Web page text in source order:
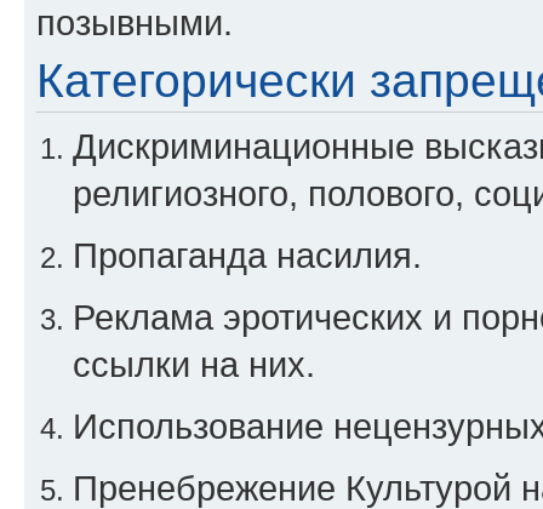
позывными.
Категорически
Дискриминационные
религиозного, полового,
Пропаганда насилия.
Реклама эротических и
ссылки на них.
Использование
Пренебрежение Культурой